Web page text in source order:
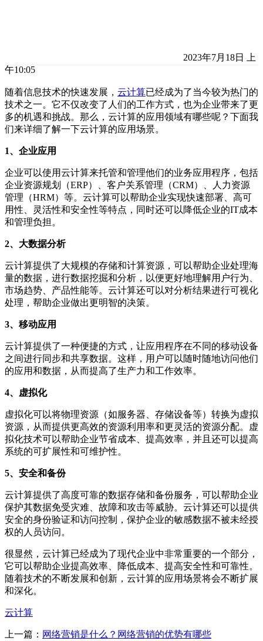
2023年7月18日 上
午10:05
随着信息技术的快速发展， 云计算已经成为了当今较为热门的
技术之一。它不仅改变了人们的工作方式，也为企业带来了更
多的机遇和挑战。那么，云计算的应用领域有哪些呢？下面我
们来详细了解一下云计算的应用场景。
1、企业应用
企业可以使用云计算来托管和管理他们的业务应用程序，包括
企业资源规划（ERP）、客户关系管理（CRM）、人力资源
管理（HRM）等。云计算可以帮助企业实现快速部署、高可
用性、灵活性和安全性等特点，同时还可以降低企业的IT成本
和管理负担。
2、大数据分析
云计算提供了大规模的存储和计算资源，可以帮助企业处理海
量的数据，进行数据挖掘和分析，以便更好地理解用户行为、
市场趋势、产品性能等。云计算还可以对分析结果进行可视化
处理，帮助企业做出更明智的决策。
3、移动应用
云计算提供了一种便捷的方式，让应用程序在不同的移动设备
之间进行同步和共享数据。这样，用户可以随时随地访问他们
的应用和数据，从而提高了生产力和工作效率。
4、虚拟化
虚拟化可以将物理资源（如服务器、存储设备等）转换为虚拟
资源，从而提供更高效的资源利用率和更灵活的资源分配。虚
拟化技术可以帮助企业节省成本、提高效率，并且还可以提高
系统的可扩展性和可维护性。
5、安全和备份
云计算提供了高度可靠的数据存储和备份服务，可以帮助企业
保护其数据免受灾难、故障和攻击等威胁。云计算还可以提供
安全的身份验证和访问控制，保护企业的敏感数据不被未经授
权的人员访问。
很显然，云计算已经成为了现代企业中非常重要的一个部分，
它可以帮助企业提高效率、降低成本、提高安全性和可靠性。
随着技术的不断发展和创新，云计算的应用场景将会不断扩展
和深化。
云计算
上一篇： 网络营销是什么？网络营销的优势有哪些